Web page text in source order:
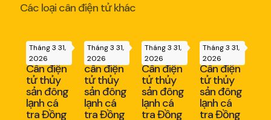
Các loại cân điện tử khác
Tháng 3 31,
2026
Cân điện
tử thủy
sản đông
lạnh cá
tra Đồng
Tháng 3 31,
2026
cân điện
tử thủy
sản đông
lạnh cá
tra Đồng
Tháng 3 31,
2026
Cân điện
tử thủy
sản đông
lạnh cá
tra Đồng
Tháng 3 31,
2026
Cân điện
tử thủy
sản đông
lạnh cá
tra Đồng